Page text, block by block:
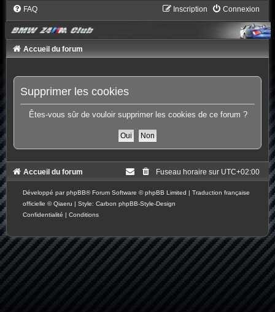
FAQ Connexion
Inscription
Accueil du forum
Supprimer les cookies
Êtes-vous sûr de vouloir supprimer les cookies de ce forum ?
Accueil du forum Fuseau horaire sur UTC+02:00
Développé parphpBB® Forum Software © phpBB Limited | Traduction française
officielle ©Qiaeru | Style: Carbon phpBB-Style-Design
Confidentialité | Conditions